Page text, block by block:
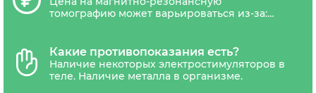
законный представитель ребенка).
томографию может варьироваться из-за:
сверхвысокопольные), наличия акций и
скидок. В стоимость обследования обычно
входит диагностика, письменное
заключение рентгенолога и запись
Какие противопоказания есть?
Наличие некоторых электростимуляторов в
теле. Наличие металла в организме.